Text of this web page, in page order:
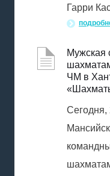
Гарри
Мужская
ЧМ в